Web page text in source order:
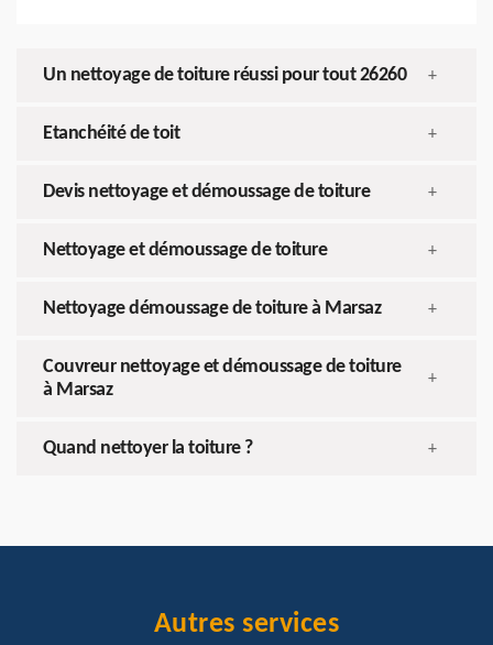
Un nettoyage de toiture réussi pour tout 26260 +
Etanchéité de toit +
Devis nettoyage et démoussage de toiture +
Nettoyage et démoussage de toiture +
Nettoyage démoussage de toiture à Marsaz +
Couvreur nettoyage et démoussage de toiture
à Marsaz
+
Quand nettoyer la toiture ? +
Autres services